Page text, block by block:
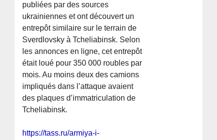
publiées par des sources
ukrainiennes et ont découvert un
entrepôt similaire sur le terrain de
Sverdlovsky à Tcheliabinsk. Selon
les annonces en ligne, cet entrepôt
était loué pour 350 000 roubles par
mois. Au moins deux des camions
impliqués dans l’attaque avaient
des plaques d’immatriculation de
Tcheliabinsk.
https://tass.ru/armiya-i-